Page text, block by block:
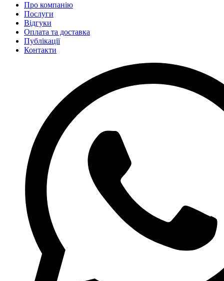
Про компанію
Послуги
Відгуки
Оплата та доставка
Публікації
Контакти